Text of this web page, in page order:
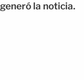
generó la noticia.